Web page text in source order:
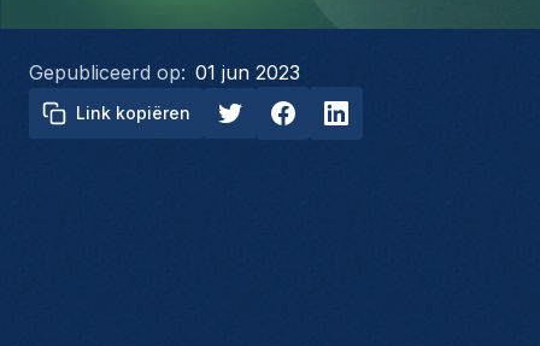
Gepubliceerd op: 01 jun 2023
Link kopiëren